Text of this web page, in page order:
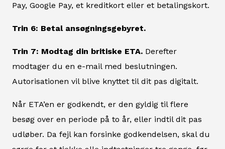
Pay, Google Pay, et kreditkort eller et betalingskort.
Trin 6: Betal ansøgningsgebyret.
Trin 7: Modtag din britiske ETA. Derefter
modtager du en e-mail med beslutningen.
Autorisationen vil blive knyttet til dit pas digitalt.
Når ETA’en er godkendt, er den gyldig til flere
besøg over en periode på to år, eller indtil dit pas
udløber. Da fejl kan forsinke godkendelsen, skal du